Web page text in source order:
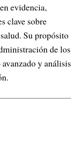
evidencia,
clave sobre
Su propósito
de los
y análisis